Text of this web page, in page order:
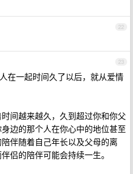
22
23
在一起时间久了以后，就从爱情
间越来越久，久到超过你和你父
边的那个人在你心中的地位甚至
伴随着自己年长以及父母的离
侣的陪伴可能会持续一生。